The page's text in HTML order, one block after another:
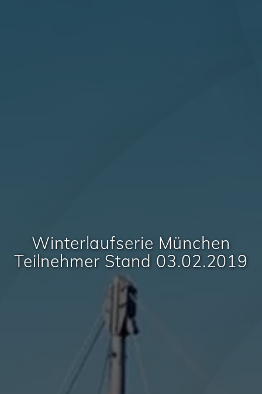
Winterlaufserie München
Teilnehmer Stand 03.02.2019